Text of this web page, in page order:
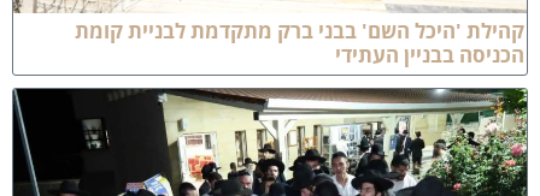
'היכל השם' בבני ברק מתקדמת לבניית קומת
בבניין העתידי